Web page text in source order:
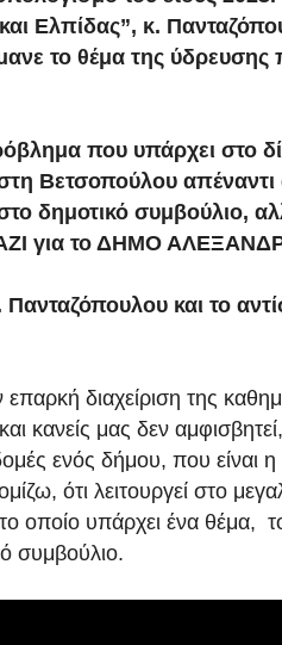
Ελπίδας”, κ.
το θέμα της ύδρευσης
που υπάρχει στο
Βετσοπούλου
δημοτικό συμβούλιο,
για το ΔΗΜΟ
και το
διαχείριση της
κανείς μας δεν
ενός δήμου, που είναι
ότι λειτουργεί στο
οποίο υπάρχει ένα θέμα, το
συμβούλιο.